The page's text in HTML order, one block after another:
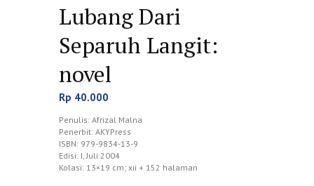
Lubang Dari
Separuh Langit:
novel
Rp 40.000
Penulis: Afrizal Malna
Penerbit: AKYPress
ISBN: 979-9834-13-9
Edisi: I, Juli 2004
Kolasi: 13×19 cm; xii + 152 halaman